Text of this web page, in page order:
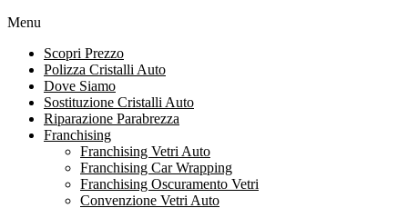
Menu
Scopri Prezzo
Polizza Cristalli Auto
Dove Siamo
Sostituzione Cristalli Auto
Riparazione Parabrezza
Franchising
Franchising Vetri Auto
Franchising Car Wrapping
Franchising Oscuramento Vetri
Convenzione Vetri Auto